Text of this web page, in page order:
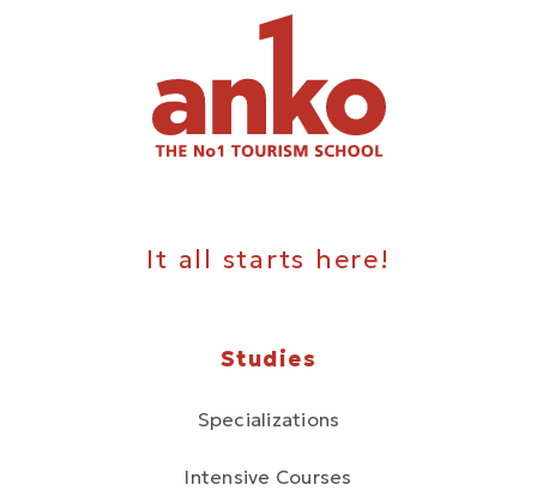
It all starts here!
Studies
Specializations
Intensive Courses